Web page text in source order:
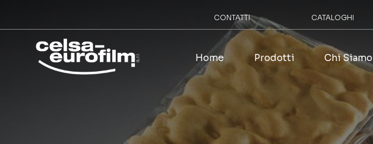
CONTATTI CATALOGHI
Home Prodotti Chi Siamo